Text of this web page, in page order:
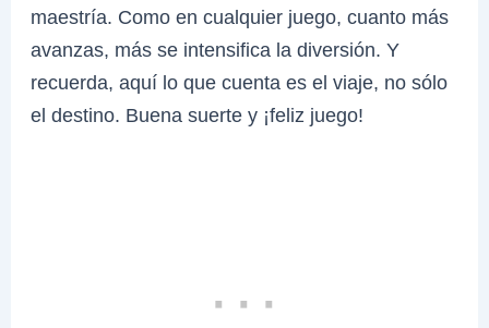
maestría. Como en cualquier juego, cuanto más
avanzas, más se intensifica la diversión. Y
recuerda, aquí lo que cuenta es el viaje, no sólo
el destino. Buena suerte y ¡feliz juego!